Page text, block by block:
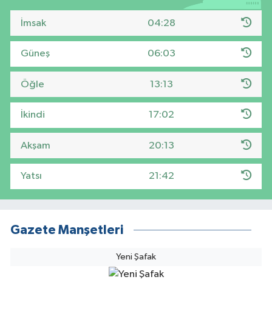
İmsak 04:28
Güneş 06:03
Öğle 13:13
İkindi 17:02
Akşam 20:13
Yatsı 21:42
Gazete Manşetleri
Yeni Şafak